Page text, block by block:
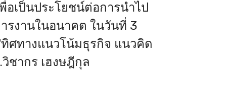
อเป็นประโยชน์ต่อการนำไป
รงานในอนาคต ในวันที่ 3
ศทางแนวโน้มธุรกิจ แนวคิด
ชากร เฮงษฎีกุล